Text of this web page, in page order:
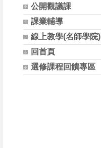
公開觀議課
課業輔導
線上教學(名師學院)
回首頁
選修課程回饋專區